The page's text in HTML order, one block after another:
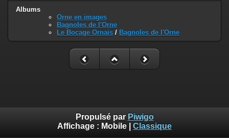
Albums
Orne en images
Bagnoles de l'Orne
Le Bocage Ornais / Bagnoles de l'Orne
Propulsé par Piwigo
Affichage : Mobile Classique